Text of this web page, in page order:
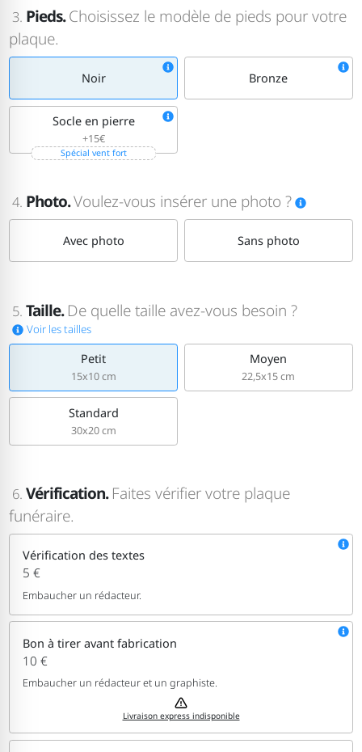
3. Pieds.Choisissez le modèle de pieds pour votre
plaque.
Noir Bronze
Socle en pierre
+15€
Spécial vent fort
4. Photo.Voulez-vous insérer une photo ?
Avec photo Sans photo
5. Taille. De quelle taille avez-vous besoin ?
Voir les tailles
Petit
15x10 cm
Moyen
22,5x15 cm
Standard
30x20 cm
6. Vérification. Faites vérifier votre plaque
funéraire.
Vérification des textes
5 €
Embaucher un rédacteur.
Bon à tirer avant fabrication
10 €
Embaucher un rédacteur et un graphiste.
Livraison express indisponible